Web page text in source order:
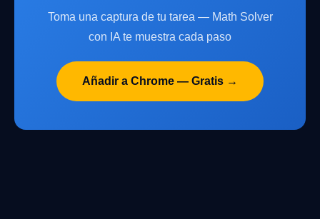
Toma una captura de tu tarea — Math Solver
con IA te muestra cada paso
Añadir a Chrome — Gratis →